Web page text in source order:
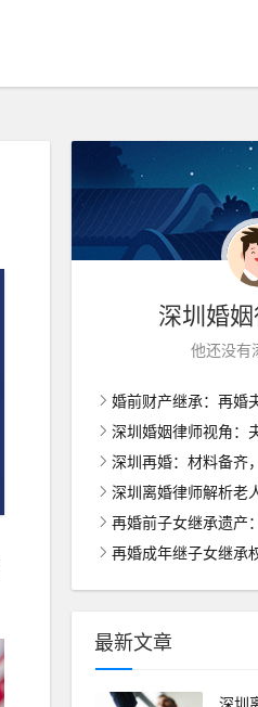
深圳婚
他还没有
婚前财产继承：再婚夫妻间的
深圳婚姻律师视角：夫妻再婚
深圳再婚：材料备齐
深圳离婚律师解析老人
再婚前子女继承遗产：复杂
再婚成年继子女继承
最新文章